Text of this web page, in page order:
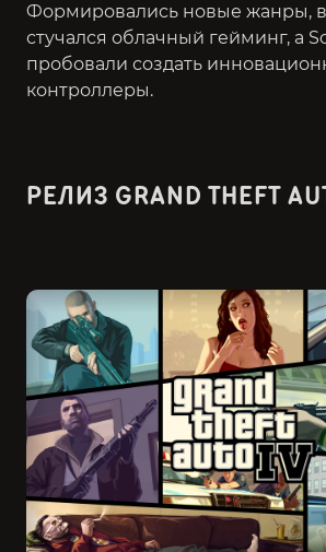
Формировались новые жанры,
стучался облачный гейминг, а
пробовали создать
контроллеры.
РЕЛИЗ GRAND THEFT